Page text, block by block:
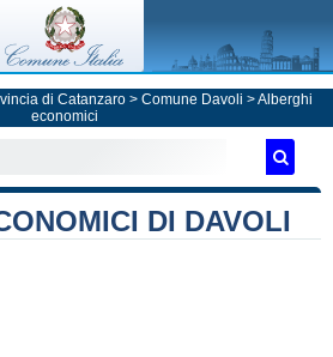
di Catanzaro> Comune Davoli > Alberghi
economici
DI DAVOLI